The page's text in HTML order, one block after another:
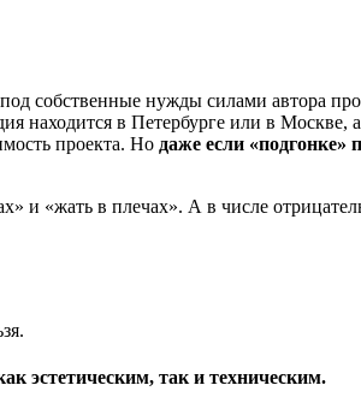
собственные нужды силами автора
находится в Петербурге или в Москве,
проекта. Но даже если «подгонке»
и «жать в плечах». А в числе
эстетическим, так и техническим.